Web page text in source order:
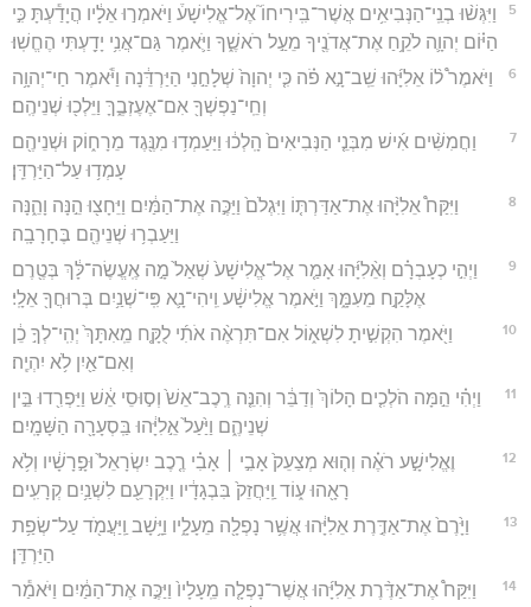
5
וַיִּגְּשׁ֨וּ בְנֵֽי־הַנְּבִיאִ֥ים אֲשֶׁר־בִּֽירִיחוֹ֮ אֶל־אֱלִישָׁע֒ וַיֹּאמְר֣וּ אֵלָ֔יו הֲיָדַ֕עְתָּ כִּ֣י
הַיּ֗וֹם יְהוָ֛ה לֹקֵ֥חַ אֶת־אֲדֹנֶ֖יךָ מֵעַ֣ל רֹאשֶׁ֑ךָ וַיֹּ֛אמֶר גַּם־אֲנִ֥י יָדַ֖עְתִּי הֶחֱשֽׁוּ׃
6
וַיֹּאמֶר֩ ל֨וֹ אֵלִיָּ֜הוּ שֵֽׁב־נָ֣א פֹ֗ה כִּ֤י יְהוָה֙ שְׁלָחַ֣נִי הַיַּרְדֵּ֔נָה וַיֹּ֕אמֶר חַי־יְהוָ֥ה
וְחֵֽי־נַפְשְׁךָ֖ אִם־אֶעֶזְבֶ֑ךָּ וַיֵּלְכ֖וּ שְׁנֵיהֶֽם׃
7
וַחֲמִשִּׁ֨ים אִ֜ישׁ מִבְּנֵ֤י הַנְּבִיאִים֙ הָֽלְכ֔וּ וַיַּעַמְד֥וּ מִנֶּ֖גֶד מֵרָח֑וֹק וּשְׁנֵיהֶ֖ם
עָמְד֥וּ עַל־הַיַּרְדֵּֽן׃
8
וַיִּקַּח֩ אֵלִיָּ֨הוּ אֶת־אַדַּרְתּ֤וֹ וַיִּגְלֹם֙ וַיַּכֶּ֣ה אֶת־הַמַּ֔יִם וַיֵּחָצ֖וּ הֵ֣נָּה וָהֵ֑נָּה
וַיַּעַבְר֥וּ שְׁנֵיהֶ֖ם בֶּחָרָבָֽה׃
9
וַיְהִ֣י כְעָבְרָ֗ם וְאֵ֨לִיָּ֜הוּ אָמַ֤ר אֶל־אֱלִישָׁע֙ שְׁאַל֙ מָ֣ה אֶֽעֱשֶׂה־לָּ֔ךְ בְּטֶ֖רֶם
אֶלָּקַ֣ח מֵעִמָּ֑ךְ וַיֹּ֣אמֶר אֱלִישָׁ֔ע וִֽיהִי־נָ֛א פִּֽי־שְׁנַ֥יִם בְּרוּחֲךָ֖ אֵלָֽי׃
10
וַיֹּ֖אמֶר הִקְשִׁ֣יתָ לִשְׁא֑וֹל אִם־תִּרְאֶ֨ה אֹתִ֜י לֻקָּ֤ח מֵֽאִתָּךְ֙ יְהִֽי־לְךָ֣ כֵ֔ן
וְאִם־אַ֖יִן לֹ֥א יִהְיֶֽה׃
11
וַיְהִ֗י הֵ֣מָּה הֹלְכִ֤ים הָלוֹךְ֙ וְדַבֵּ֔ר וְהִנֵּ֤ה רֶֽכֶב־אֵשׁ֙ וְס֣וּסֵי אֵ֔שׁ וַיַּפְרִ֖דוּ בֵּ֣ין
שְׁנֵיהֶ֑ם וַיַּ֙עַל֙ אֵ֣לִיָּ֔הוּ בַּֽסְעָרָ֖ה הַשָּׁמָֽיִם׃
12
וֶאֱלִישָׁ֣ע רֹאֶ֗ה וְה֤וּא מְצַעֵק֙ אָבִ֣י ׀ אָבִ֗י רֶ֤כֶב יִשְׂרָאֵל֙ וּפָ֣רָשָׁ֔יו וְלֹ֥א
רָאָ֖הוּ ע֑וֹד וַֽיַּחֲזֵק֙ בִּבְגָדָ֔יו וַיִּקְרָעֵ֖ם לִשְׁנַ֥יִם קְרָעִֽים׃
13
וַיָּ֙רֶם֙ אֶת־אַדֶּ֣רֶת אֵלִיָּ֔הוּ אֲשֶׁ֥ר נָפְלָ֖ה מֵעָלָ֑יו וַיָּ֥שָׁב וַֽיַּעֲמֹ֖ד עַל־שְׂפַ֥ת
הַיַּרְדֵּֽן׃
14
וַיִּקַּח֩ אֶת־אַדֶּ֨רֶת אֵלִיָּ֜הוּ אֲשֶׁר־נָפְלָ֤ה מֵֽעָלָיו֙ וַיַּכֶּ֣ה אֶת־הַמַּ֔יִם וַיֹּאמַ֕ר